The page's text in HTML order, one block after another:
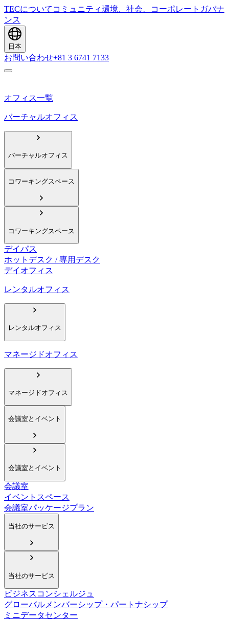
TECについて コミュニティ環境、社会、コーポレートガバナ
ンス
日本
お問い合わせ+81 3 6741 7133
オフィス一覧
バーチャルオフィス
バーチャルオフィス
コワーキングスペース
コワーキングスペース
デイパス
ホットデスク / 専用デスク
デイオフィス
レンタルオフィス
レンタルオフィス
マネージドオフィス
マネージドオフィス
会議室とイベント
会議室とイベント
会議室
イベントスペース
会議室パッケージプラン
当社のサービス
当社のサービス
ビジネスコンシェルジュ
グローバルメンバーシップ・パートナシップ
ミニデータセンター